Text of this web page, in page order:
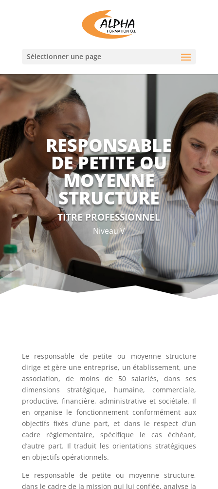
Sélectionner une page
RESPONSABLE
DE PETITE OU
MOYENNE
STRUCTURE
TITRE PROFESSIONNEL
Niveau V
Le responsable de petite ou moyenne structure
dirige et gère une entreprise, un établissement, une
association, de moins de 50 salariés, dans ses
dimensions stratégique, humaine, commerciale,
productive, financière, administrative et sociétale. Il
en organise le fonctionnement conformément aux
objectifs fixés d’une part, et dans le respect d’un
cadre règlementaire, spécifique le cas échéant,
d’autre part. Il traduit les orientations stratégiques
en objectifs opérationnels.
Le responsable de petite ou moyenne structure,
dans le cadre de la mission qui lui confiée, analyse la